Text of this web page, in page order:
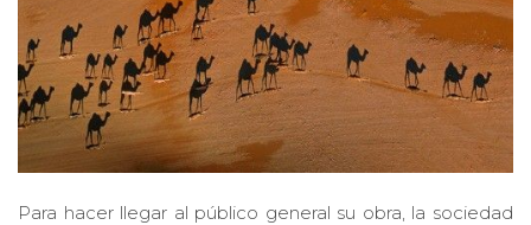
Para hacer llegar al público general su obra, la sociedad